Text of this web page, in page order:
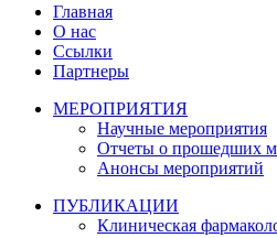
Главная
О нас
Ссылки
Партнеры
МЕРОПРИЯТИЯ
Научные мероприятия
Отчеты о прошедших
Анонсы мероприятий
ПУБЛИКАЦИИ
Клиническая